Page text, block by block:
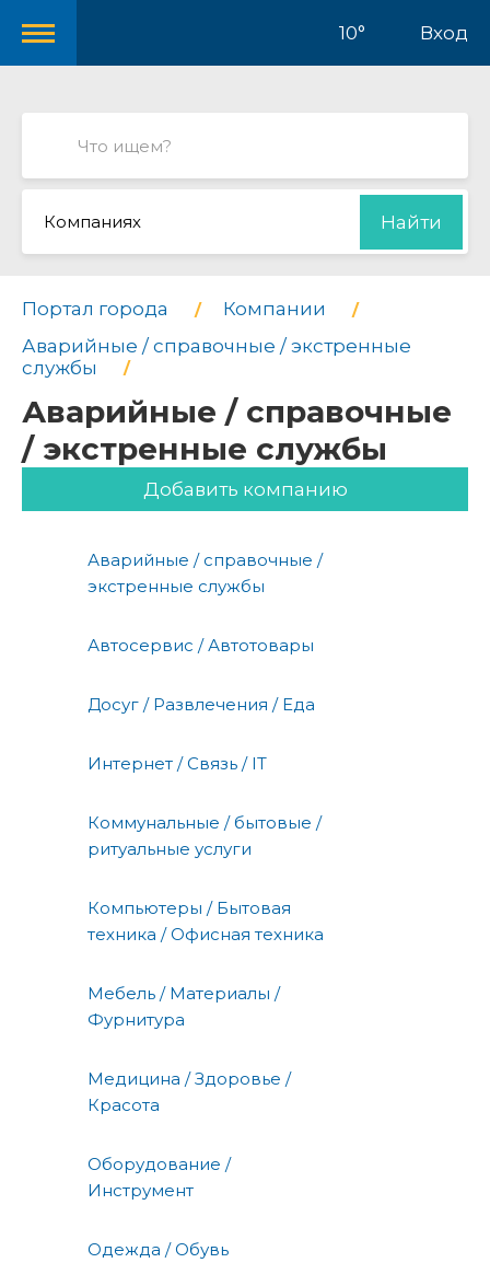
10° Вход
Компаниях Найти
Портал города
Компании
Аварийные / справочные / экстренные
службы
Аварийные / справочные
/ экстренные службы
Добавить компанию
Аварийные / справочные /
экстренные службы
Автосервис / Автотовары
Досуг / Развлечения / Еда
Интернет / Связь / IT
Коммунальные / бытовые /
ритуальные услуги
Компьютеры / Бытовая
техника / Офисная техника
Мебель / Материалы /
Фурнитура
Медицина / Здоровье /
Красота
Оборудование /
Инструмент
Одежда / Обувь